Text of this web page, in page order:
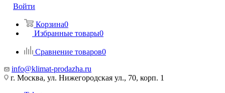
Войти
Корзина0
Избранные товары0
Сравнение товаров0
info@klimat-prodazha.ru
г. Москва, ул. Нижегородская ул., 70, корп. 1